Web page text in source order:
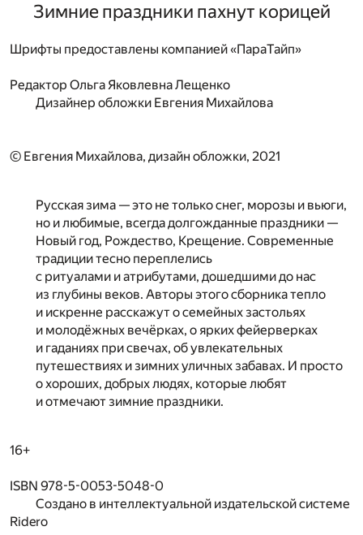
Зимние праздники пахнут корицей
Шрифты предоставлены компанией «ПараТайп»
Редактор Ольга Яковлевна Лещенко
Дизайнер обложки Евгения Михайлова
© Евгения Михайлова, дизайн обложки, 2021
Русская зима — это не только снег, морозы и вьюги,
но и любимые, всегда долгожданные праздники —
Новый год, Рождество, Крещение. Современные
традиции тесно переплелись
с ритуалами и атрибутами, дошедшими до нас
из глубины веков. Авторы этого сборника тепло
и искренне расскажут о семейных застольях
и молодёжных вечёрках, о ярких фейерверках
и гаданиях при свечах, об увлекательных
путешествиях и зимних уличных забавах. И просто
о хороших, добрых людях, которые любят
и отмечают зимние праздники.
16+
ISBN 978-5-0053-5048-0
Создано в интеллектуальной издательской системе
Ridero